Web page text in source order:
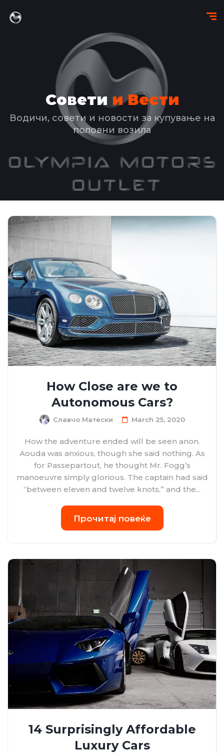
Совети и Вести
Водичи, совети и новости за купување на
половни возила
How Close are we to
Autonomous Cars?
Славчо Матески March 25, 2020
How the adventure ended will be seen anon.
Aouda was anxious, though she said nothing. As
for Passepartout, he thought Mr. Fogg’s
manoeuvre simply glorious. The captain had said
“between eleven and twelve knots,” and the...
Прочитај повеќе
14 Surprisingly Affordable
Luxury Cars